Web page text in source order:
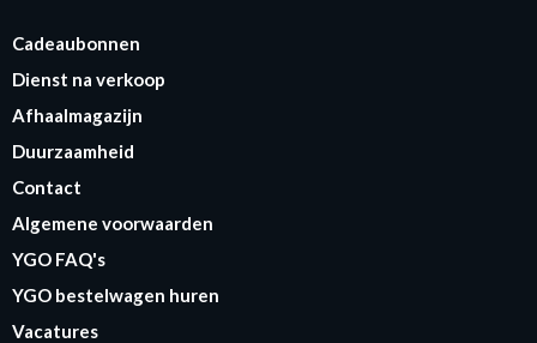
Cadeaubonnen
Dienst na verkoop
Afhaalmagazijn
Duurzaamheid
Contact
Algemene voorwaarden
YGO FAQ's
YGO bestelwagen huren
Vacatures